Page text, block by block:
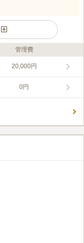
嬉しい、まるで高級ホテ
の場として利用できるラ
客殿では、法要はもち
ンガイド常連の日本料理
管理費
20,000円
0円